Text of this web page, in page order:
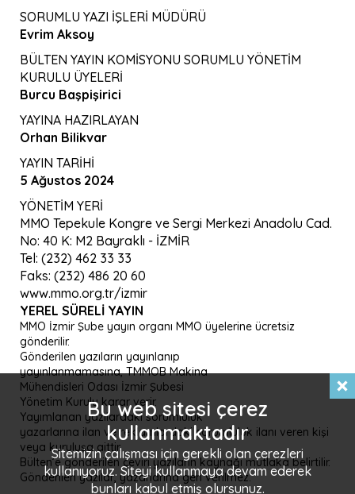
SORUMLU YAZI İŞLERİ MÜDÜRÜ
Evrim Aksoy
BÜLTEN YAYIN KOMİSYONU SORUMLU YÖNETİM
KURULU ÜYELERİ
Burcu Başpişirici
YAYINA HAZIRLAYAN
Orhan Bilikvar
YAYIN TARİHİ
5 Ağustos 2024
YÖNETİM YERİ
MMO Tepekule Kongre ve Sergi Merkezi Anadolu Cad.
No: 40 K: M2 Bayraklı - İZMİR
Tel: (232) 462 33 33
Faks: (232) 486 20 60
www.mmo.org.tr/izmir
YEREL SÜRELI YAYIN
MMO İzmir Şube yayın organı MMO üyelerine ücretsiz
gönderilir.
Gönderilen yazıların yayınlanıp
yayınlanmamasına, TMMOB Makina
Mühendisleri Odası İzmir Şubesi
Yönetim Kurulu karar verir.
Yayımlanan yazılardaki sorumluluk
yazarlarına ilan ve reklamlardaki sorumluluk ilanı veren kişi
veya kuruluşa aittir.
Bülten’e gönderilen çeviri yazıların kaynağı mutlaka belirtilir.
Gönderilen yazılar, yazarlarına geri verilmez.
Bu web sitesi çerez
kullanmaktadır
Sitemizin çalışması için gerekli olan çerezleri
kullanıyoruz. Siteyi kullanmaya devam ederek
bunları kabul etmiş olursunuz.